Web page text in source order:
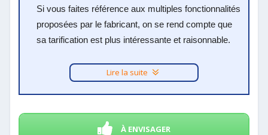
Si vous faites référence aux multiples fonctionnalités
proposées par le fabricant, on se rend compte que
sa tarification est plus intéressante et raisonnable.
Lire la suite
À ENVISAGER